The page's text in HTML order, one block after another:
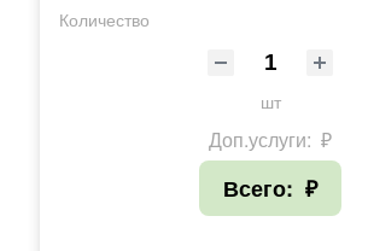
Количество
шт
Доп.услуги: ₽
Всего: ₽